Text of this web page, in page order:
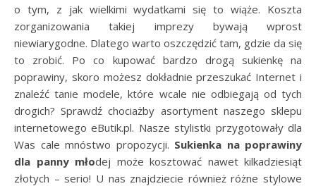
o tym, z jak wielkimi wydatkami się to wiąże. Koszta
zorganizowania takiej imprezy bywają wprost
niewiarygodne. Dlatego warto oszczędzić tam, gdzie da się
to zrobić. Po co kupować bardzo drogą sukienkę na
poprawiny, skoro możesz dokładnie przeszukać Internet i
znaleźć tanie modele, które wcale nie odbiegają od tych
drogich? Sprawdź chociażby asortyment naszego sklepu
internetowego eButik.pl. Nasze stylistki przygotowały dla
Was cale mnóstwo propozycji. Sukienka na poprawiny
dla panny młodej może kosztować nawet kilkadziesiąt
złotych – serio! U nas znajdziecie również różne stylowe